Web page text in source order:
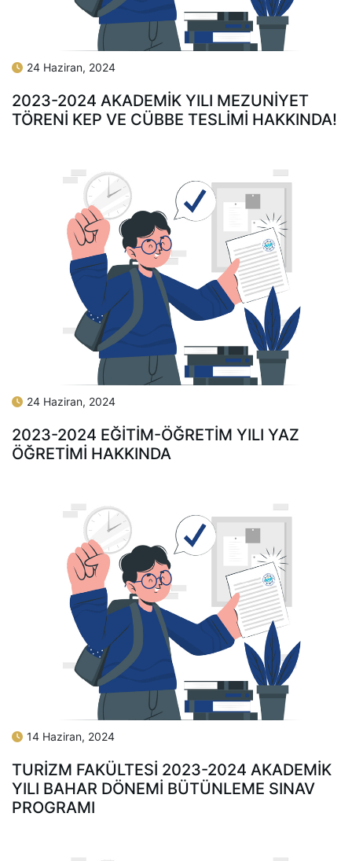
24 Haziran, 2024
2023-2024 AKADEMİK YILI MEZUNİYET
TÖRENİ KEP VE CÜBBE TESLİMİ HAKKINDA!
24 Haziran, 2024
2023-2024 EĞİTİM-ÖĞRETİM YILI YAZ
ÖĞRETİMİ HAKKINDA
14 Haziran, 2024
TURİZM FAKÜLTESİ 2023-2024 AKADEMİK
YILI BAHAR DÖNEMİ BÜTÜNLEME SINAV
PROGRAMI